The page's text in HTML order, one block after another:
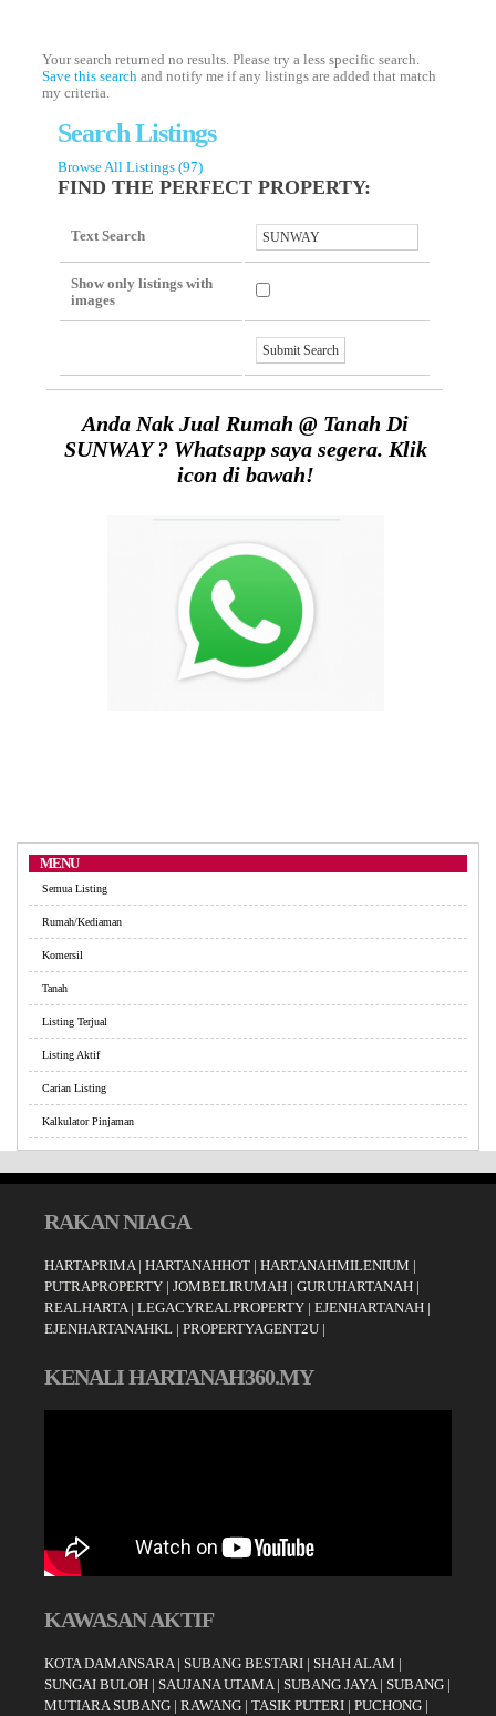
Your search returned no results. Please try a less specific search.
Save this search and notify me if any listings are added that match
my criteria.
Search Listings
Browse All Listings (97)
FIND THE PERFECT PROPERTY:
Text Search
Show only listings with
images
Anda Nak Jual Rumah @ Tanah Di
SUNWAY ? Whatsapp saya segera. Klik
icon di bawah!
MENU
Semua Listing
Rumah/Kediaman
Komersil
Tanah
Listing Terjual
Listing Aktif
Carian Listing
Kalkulator Pinjaman
RAKAN NIAGA
HARTAPRIMA| HARTANAHHOT | HARTANAHMILENIUM |
PUTRAPROPERTY | JOMBELIRUMAH | GURUHARTANAH |
REALHARTA| LEGACYREALPROPERTY | EJENHARTANAH |
EJENHARTANAHKL | PROPERTYAGENT2U |
KENALI HARTANAH360.MY
KAWASAN AKTIF
KOTA DAMANSARA| SUBANG BESTARI | SHAH ALAM |
SUNGAI BULOH | SAUJANA UTAMA| SUBANG JAYA | SUBANG |
MUTIARA SUBANG | RAWANG | TASIK PUTERI | PUCHONG |